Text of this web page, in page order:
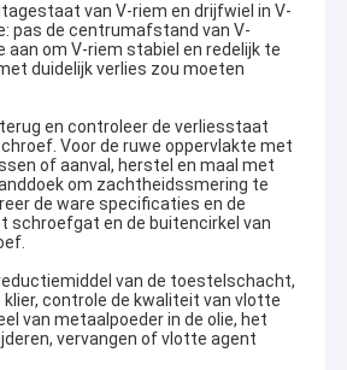
van V-riem en drijfwiel in V-
pas de centrumafstand van V-
om V-riem stabiel en redelijk te
duidelijk verlies zou moeten
en controleer de verliesstaat
Voor de ruwe oppervlakte met
of aanval, herstel en maal met
om zachtheidssmering te
de ware specificaties en de
schroefgat en de buitencirkel van
van de toestelschacht,
klier, controle de kwaliteit van vlotte
van metaalpoeder in de olie, het
vervangen of vlotte agent